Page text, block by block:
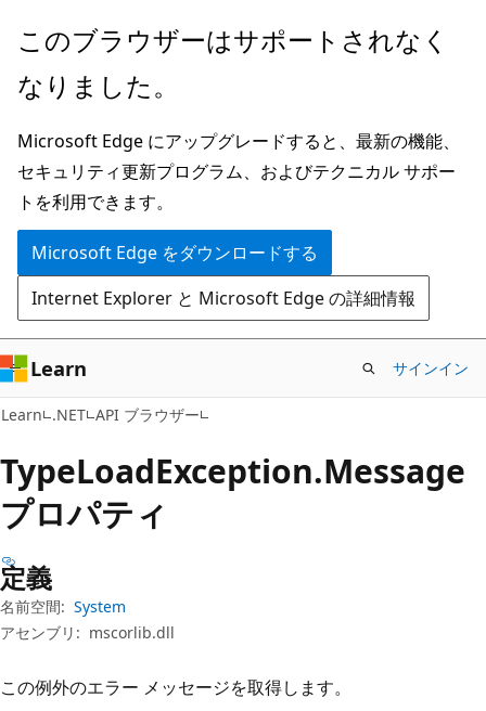
メ
ン
ン
テ
ン
ツ
に
ス
キ
ッ
プ
ペ
ジ
ナ
ビ
ゲ
ー
シ
ョ
ン
に
ス
キ
ッ
プ
このブラウザーはサポートされなく
なりました。
Microsoft Edge にアップグレードすると、最新の機能、
セキュリティ更新プログラム、およびテクニカル サポー
トを利用できます。
Microsoft Edge をダウンロードする
Internet Explorer と Microsoft Edge の詳細情報
Learn サインイン
Learn .NET API ブラウザー
TypeLoadException.Message
プロパティ
定義
名前空間: System
アセンブリ: mscorlib.dll
この例外のエラー メッセージを取得します。